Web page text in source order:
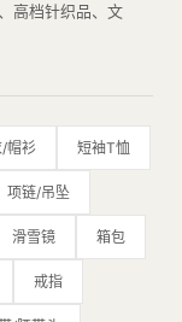
高档针织品、文
用了滑稽、嘲
有盛誉。此外，
高档材料，展现
点之一，每一
数量极其有限。
Hearts在
/帽衫 短袖T恤
项链/吊坠
滑雪镜 箱包
戒指